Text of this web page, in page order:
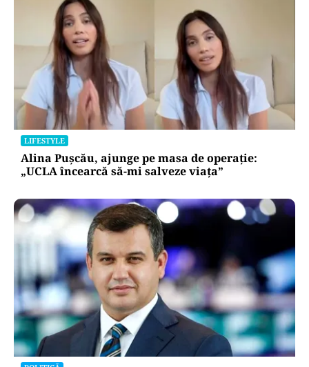
LIFESTYLE
Alina Pușcău, ajunge pe masa de operație:
„UCLA încearcă să-mi salveze viața”